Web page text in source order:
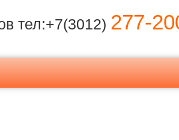
тел:+7(3012) 277-